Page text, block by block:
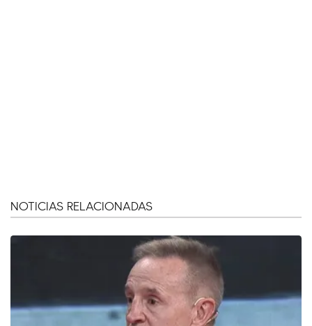
NOTICIAS RELACIONADAS